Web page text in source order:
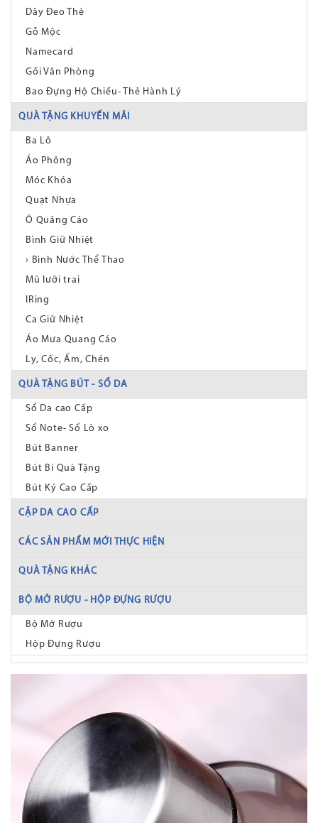
Dây Đeo Thẻ
Gỗ Mộc
Namecard
Gối Văn Phòng
Bao Đựng Hộ Chiếu- Thẻ Hành Lý
QUÀ TẶNG KHUYẾN MÃI
Ba Lô
Áo Phông
Móc Khóa
Quạt Nhựa
Ô Quảng Cáo
Bình Giữ Nhiệt
› Bình Nước Thể Thao
Mũ lưỡi trai
IRing
Ca Giữ Nhiệt
Áo Mưa Quang Cáo
Ly, Cốc, Ấm, Chén
QUÀ TẶNG BÚT - SỔ DA
Sổ Da cao Cấp
Sổ Note- Sổ Lò xo
Bút Banner
Bút Bi Quà Tặng
Bút Ký Cao Cấp
CẶP DA CAO CẤP
CÁC SẢN PHẨM MỚI THỰC HIỆN
QUÀ TẶNG KHÁC
BỘ MỞ RƯỢU - HỘP ĐỰNG RƯỢU
Bộ Mở Rượu
Hộp Đựng Rượu